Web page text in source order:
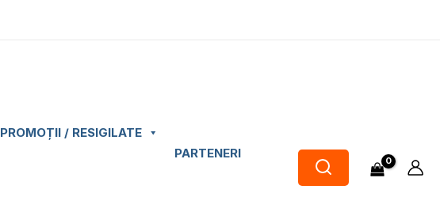
PROMOȚII / RESIGILATE
PARTENERI